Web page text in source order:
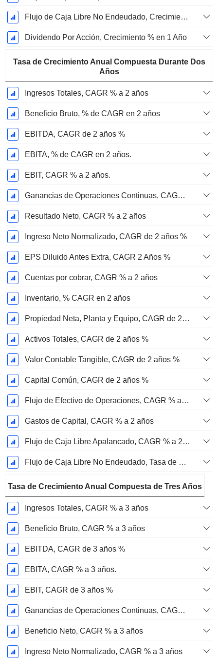
Flujo de Caja Libre No Endeudado, Crecimiento de 1 Año %
Dividendo Por Acción, Crecimiento % en 1 Año
Tasa de Crecimiento Anual Compuesta Durante Dos
Años
Ingresos Totales, CAGR % a 2 años
Beneficio Bruto, % de CAGR en 2 años
EBITDA, CAGR de 2 años %
EBITA, % de CAGR en 2 años.
EBIT, CAGR % a 2 años.
Ganancias de Operaciones Continuas, CAGR % en 2 años
Resultado Neto, CAGR % a 2 años
Ingreso Neto Normalizado, CAGR de 2 años %
EPS Diluido Antes Extra, CAGR 2 Años %
Cuentas por cobrar, CAGR % a 2 años
Inventario, % CAGR en 2 años
Propiedad Neta, Planta y Equipo, CAGR de 2 años %
Activos Totales, CAGR de 2 años %
Valor Contable Tangible, CAGR de 2 años %
Capital Común, CAGR de 2 años %
Flujo de Efectivo de Operaciones, CAGR % a 2 años
Gastos de Capital, CAGR % a 2 años
Flujo de Caja Libre Apalancado, CAGR % a 2 años
Flujo de Caja Libre No Endeudado, Tasa de Crecimiento Anual Compuesta de 2 Años %
Tasa de Crecimiento Anual Compuesta de Tres Años
Ingresos Totales, CAGR % a 3 años
Beneficio Bruto, CAGR % a 3 años
EBITDA, CAGR de 3 años %
EBITA, CAGR % a 3 años.
EBIT, CAGR de 3 años %
Ganancias de Operaciones Continuas, CAGR de 3 Años %
Beneficio Neto, CAGR % a 3 años
Ingreso Neto Normalizado, CAGR % a 3 años